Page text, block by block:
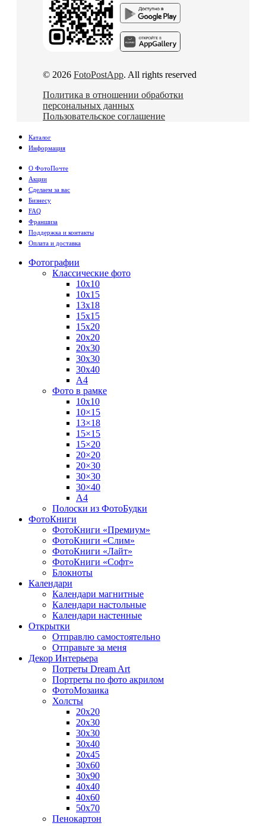
© 2026 FotoPostApp. All rights reserved
Политика в отношении обработки
персональных данных
Пользовательское соглашение
Каталог
Информация
О ФотоПочте
Акции
Сделаем за вас
Бизнесу
FAQ
Франшиза
Поддержка и контакты
Оплата и доставка
Фотографии
Классические фото
10х10
10х15
13х18
15х15
15х20
20х20
20х30
30х30
30х40
А4
Фото в рамке
10х10
10×15
13×18
15×15
15×20
20×20
20×30
30×30
30×40
A4
Полоски из ФотоБудки
ФотоКниги
ФотоКниги «Премиум»
ФотоКниги «Слим»
ФотоКниги «Лайт»
ФотоКниги «Софт»
Блокноты
Календари
Календари магнитные
Календари настольные
Календари настенные
Открытки
Отправлю самостоятельно
Отправьте за меня
Декор Интерьера
Потреты Dream Art
Портреты по фото акрилом
ФотоМозаика
Холсты
20х20
20х30
30х30
30х40
20х45
30х60
30х90
40х40
40х60
50х70
Пенокартон